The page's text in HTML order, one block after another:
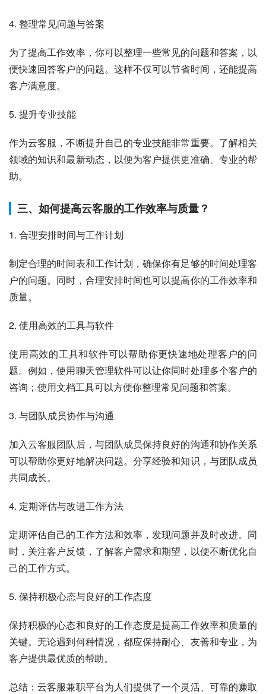
4. 整理常见问题与答案
为了提高工作效率，你可以整理一些常见的问题和答案，以
便快速回答客户的问题。这样不仅可以节省时间，还能提高
客户满意度。
5. 提升专业技能
作为云客服，不断提升自己的专业技能非常重要。了解相关
领域的知识和最新动态，以便为客户提供更准确、专业的帮
助。
三、如何提高云客服的工作效率与质量？
1. 合理安排时间与工作计划
制定合理的时间表和工作计划，确保你有足够的时间处理客
户的问题。同时，合理安排时间也可以提高你的工作效率和
质量。
2. 使用高效的工具与软件
使用高效的工具和软件可以帮助你更快速地处理客户的问
题。例如，使用聊天管理软件可以让你同时处理多个客户的
咨询；使用文档工具可以方便你整理常见问题和答案。
3. 与团队成员协作与沟通
加入云客服团队后，与团队成员保持良好的沟通和协作关系
可以帮助你更好地解决问题。分享经验和知识，与团队成员
共同成长。
4. 定期评估与改进工作方法
定期评估自己的工作方法和效率，发现问题并及时改进。同
时，关注客户反馈，了解客户需求和期望，以便不断优化自
己的工作方式。
5. 保持积极心态与良好的工作态度
保持积极的心态和良好的工作态度是提高工作效率和质量的
关键。无论遇到何种情况，都应保持耐心、友善和专业，为
客户提供最优质的帮助。
总结：云客服兼职平台为人们提供了一个灵活、可靠的赚取